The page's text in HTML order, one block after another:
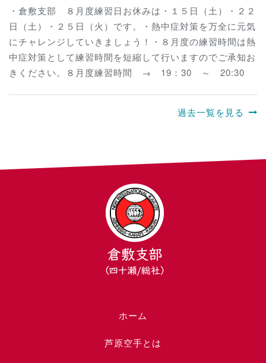
・倉敷支部 ８月度練習日お休みは・１５日（土）・２２
日（土）・２５日（火）です。・熱中症対策を万全に元気
にチャレンジしていきましょう！・８月度の練習時間は熱
中症対策として練習時間を短縮して行いますのでご承知お
きください。８月度練習時間 → 19：30 ～ 20:30
過去一覧を見る
ホーム
芦原空手とは